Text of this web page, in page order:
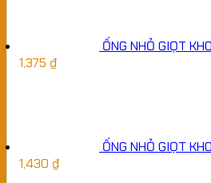
ỐNG NHỎ GIỌT
1,375 ₫
ỐNG NHỎ GIỌT
1,430 ₫